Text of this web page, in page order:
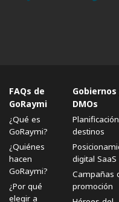
FAQs de
GoRaymi
¿Qué es
GoRaymi?
¿Quiénes
hacen
GoRaymi?
¿Por qué
elegir a
Gobiernos
DMOs
destinos
digital SaaS
Campañas
promoción